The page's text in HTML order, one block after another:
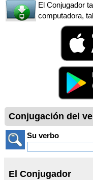
El Conjugador
computadora,
Conjugación del
Su verbo
El Conjugador